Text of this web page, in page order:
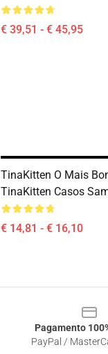
€ 39,51 - € 45,95
TinaKitten O Mais
TinaKitten Casos
€ 14,81 - € 16,10
Pagamento
PayPal /